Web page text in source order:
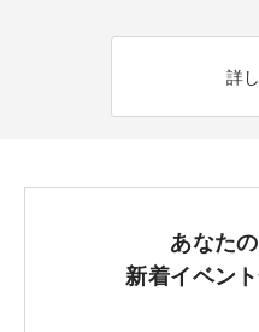
詳
あなた
新着イベン